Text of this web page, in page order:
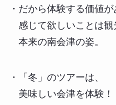
・だから体験する価値が
感じて欲しいことは観
本来の南会津の姿。
・「冬」のツアーは、
美味しい会津を体験！